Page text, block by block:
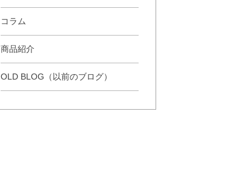
コラム
商品紹介
OLD BLOG（以前のブログ）